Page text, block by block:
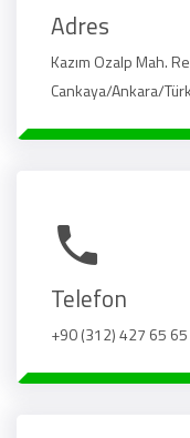
Adres
Kazım Ozalp Mah.
Cankaya/Ankara/
Telefon
+90 (312) 427 65 65